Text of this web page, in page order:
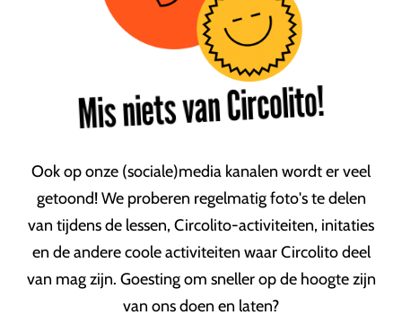
Mis niets van Circolito!
Ook op onze (sociale)media kanalen wordt er veel
getoond! We proberen regelmatig foto's te delen
van tijdens de lessen, Circolito-activiteiten, initaties
en de andere coole activiteiten waar Circolito deel
van mag zijn. Goesting om sneller op de hoogte zijn
van ons doen en laten?